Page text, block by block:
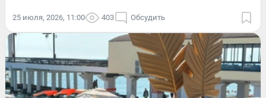
25 июля, 2026, 11:00 403 Обсудить